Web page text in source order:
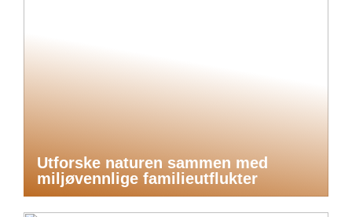
Utforske naturen sammen med
miljøvennlige familieutflukter